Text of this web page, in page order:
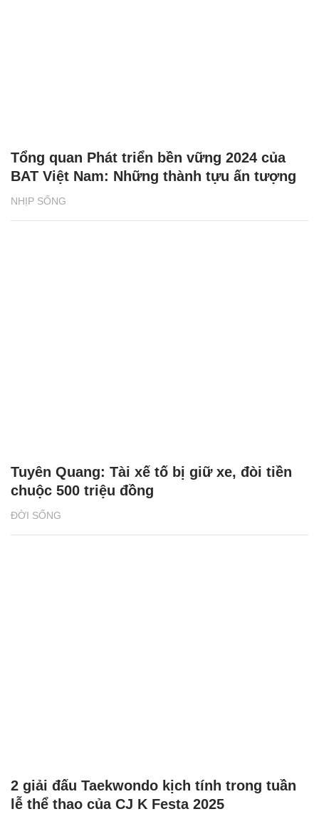
NHỊP SỐNG
Tổng quan Phát triển bền vững 2024 của
BAT Việt Nam: Những thành tựu ấn tượng
ĐỜI SỐNG
Tuyên Quang: Tài xế tố bị giữ xe, đòi tiền
chuộc 500 triệu đồng
2 giải đấu Taekwondo kịch tính trong tuần
lễ thể thao của CJ K Festa 2025